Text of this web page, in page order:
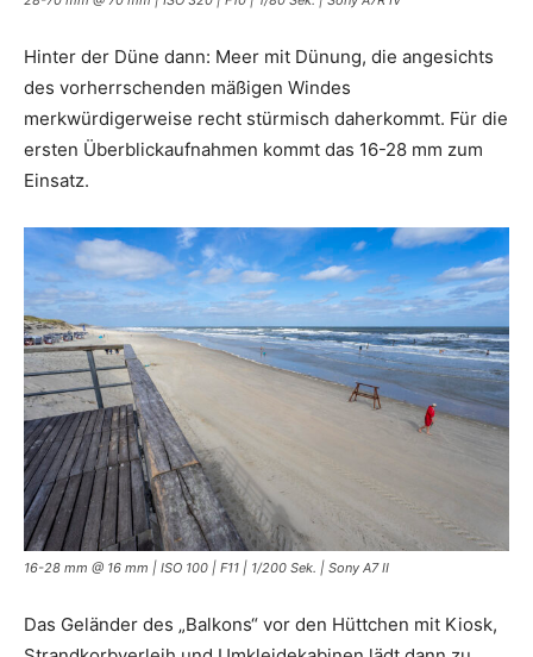
Hinter der Düne dann: Meer mit Dünung, die angesichts
des vorherrschenden mäßigen Windes
merkwürdigerweise recht stürmisch daherkommt. Für die
ersten Überblickaufnahmen kommt das 16-28 mm zum
Einsatz.
16-28 mm @ 16 mm | ISO 100 | F11 | 1/200 Sek. | Sony A7 II
Das Geländer des „Balkons“ vor den Hüttchen mit Kiosk,